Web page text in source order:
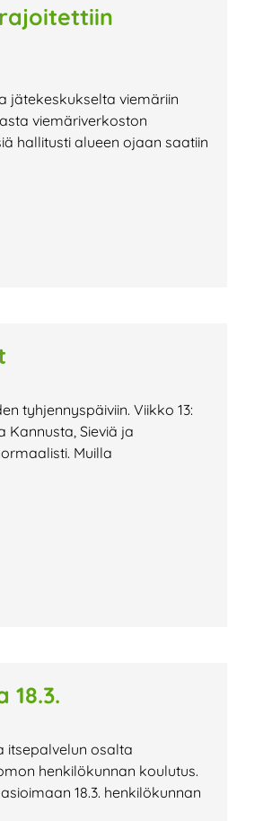
jätekeskukselta viemäriin
viemäriverkoston
hallitusti alueen ojaan saatiin
tyhjennyspäiviin. Viikko 13:
Kannusta, Sieviä ja
Muilla
itsepalvelun osalta
henkilökunnan koulutus.
18.3. henkilökunnan